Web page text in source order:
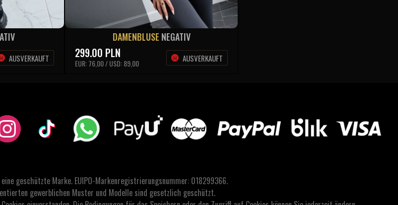
AUSVERKAUFT
DAMENBLUSE NEGATIV
299.00 PLN
EUR: 76,00 / USD: 89,00 AUSVERKAUFT
geschützte Marke. EUIPO-Markenregistrierungsnummer: 018299366.
gewerblichen Muster und Modelle sind gesetzlich geschützt.